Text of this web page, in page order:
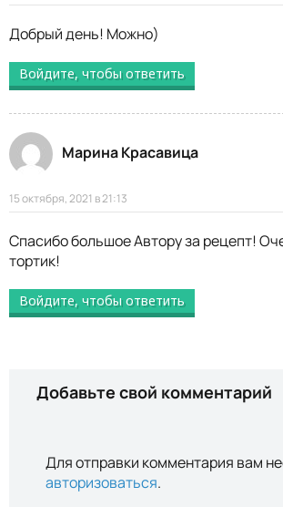
Добрый день! Можно)
Войдите, чтобы ответить
Марина Красавица
15 октября, 2021 в 21:13
Спасибо большое Автору за рецепт!
тортик!
Войдите, чтобы ответить
Добавьте свой комментарий
Для отправки комментария вам
авторизоваться.